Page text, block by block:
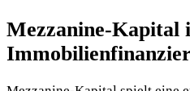
Mezzanine-Kapital